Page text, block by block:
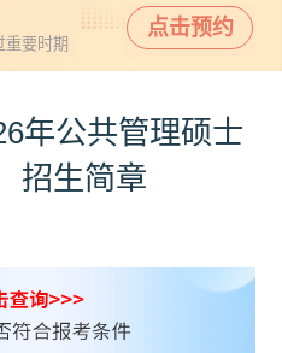
重要时期
点击预约
年公共管理硕士
招生简章